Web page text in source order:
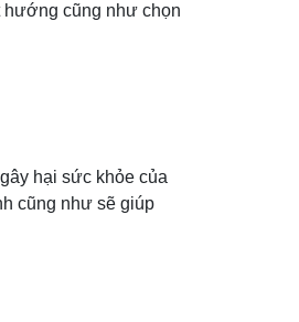
hướng cũng như chọn
hại sức khỏe của
cũng như sẽ giúp